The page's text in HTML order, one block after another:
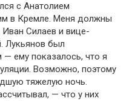
с Анатолием
в Кремле. Меня должны
Силаев и вице-
Лукьянов был
ему по­казалось, что я
Воз­можно, поэтому
тяжелую ночь.
— что у них